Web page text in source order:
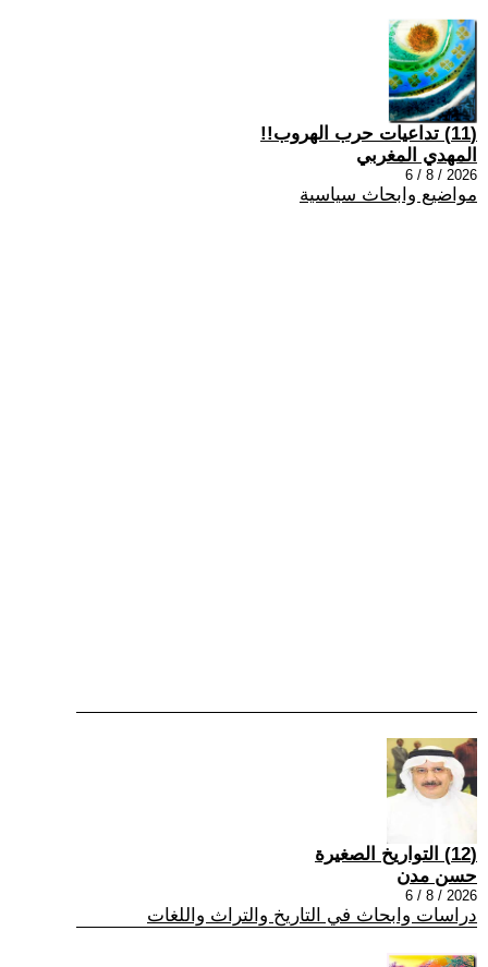
(11) تداعيات حرب الهروب!!
المهدي المغربي
2026 / 8 / 6
مواضيع وابحاث سياسية
(12) التواريخ الصغيرة
حسن مدن
2026 / 8 / 6
دراسات وابحاث في التاريخ والتراث واللغات